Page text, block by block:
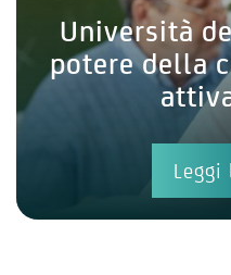
Università
potere della